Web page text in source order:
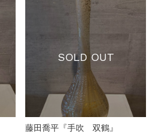
SOLD OUT
藤田喬平『手吹 双鶴』